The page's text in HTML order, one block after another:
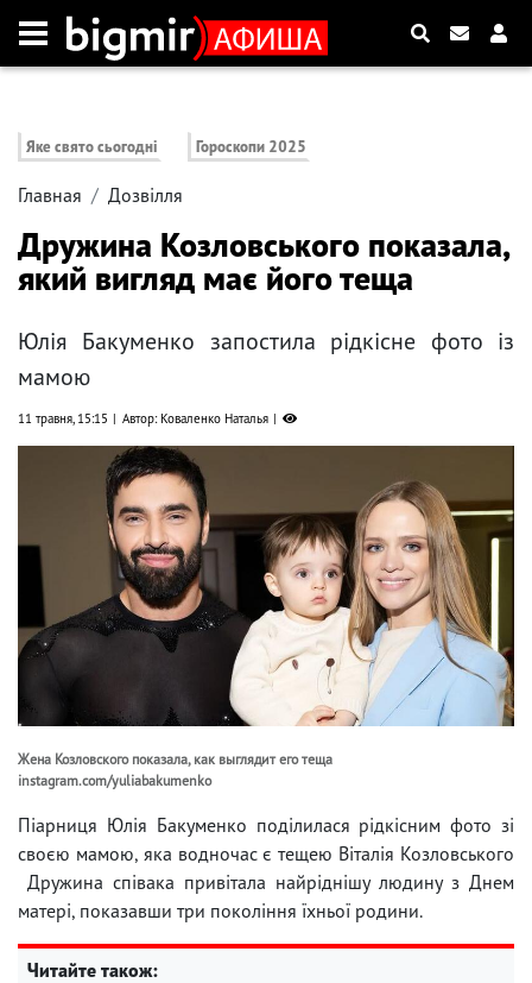
Яке свято сьогодні Гороскопи 2025
Главная Дозвілля
Дружина Козловського показала,
який вигляд має його теща
Юлія Бакуменко запостила рідкісне фото із
мамою
11 травня, 15:15 Автор: Коваленко Наталья
Жена Козловского показала, как выглядит его теща
instagram.com/yuliabakumenko
Піарниця Юлія Бакуменко поділилася рідкісним фото зі
своєю мамою, яка водночас є тещею Віталія Козловського
Дружина співака привітала найріднішу людину з Днем
матері, показавши три покоління їхньої родини.
Читайте також: